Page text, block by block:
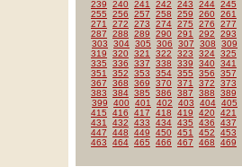
239
240 241 242 243 244 245
255
256 257 258 259 260 261
271
272 273 274 275 276
277
287
288 289 290 291 292
293
303
304 305 306 307 308
309
319
320 321 322 323 324 325
335
336 337 338 339 340 341
351
352 353 354 355 356
357
367
368 369 370 371 372
373
383
384 385 386 387 388
389
399
400 401 402 403 404 405
415
416 417 418 419 420 421
431
432 433 434 435 436
437
447
448 449 450 451 452
453
463
464 465 466 467 468 469